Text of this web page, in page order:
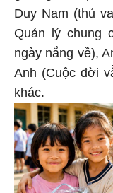
Duy Nam (thủ
Quản lý chung
ngày nắng về),
Anh (Cuộc đời
khác.